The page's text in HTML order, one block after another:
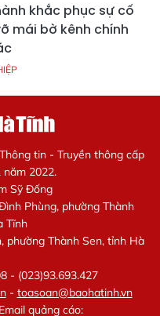
khắc phục sự cố
mái bờ kênh chính
tin - Truyền thông cấp
2022.
Sỹ Đống
Phùng, phường Thành
Tĩnh
phường Thành Sen, tỉnh Hà
- (023)93.693.427
- toasoan@baohatinh.vn
quảng cáo: